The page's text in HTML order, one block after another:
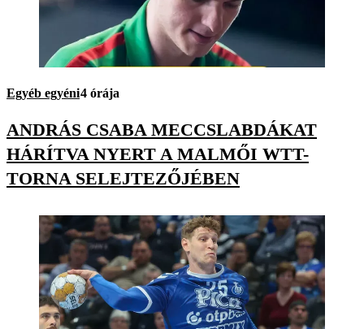
Egyéb egyéni4 órája
ANDRÁS CSABA MECCSLABDÁKAT
HÁRÍTVA NYERT A MALMŐI WTT-
TORNA SELEJTEZŐJÉBEN